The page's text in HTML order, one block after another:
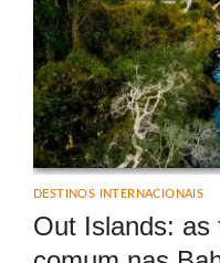
DESTINOS INTERNACIONAIS
Out Islands: as